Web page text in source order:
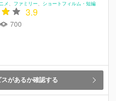
メ ファミリー ショートフィルム・短編
3.9
700
があるか確認する